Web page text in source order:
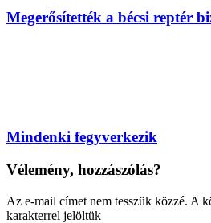
Megerősítették a bécsi reptér
Mindenki fegyverkezik
Vélemény, hozzászólás?
Az e-mail címet nem tesszük közzé. A
karakterrel jelöltük